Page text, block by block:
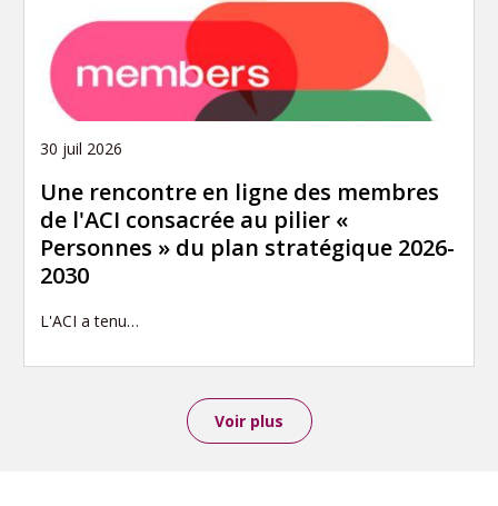
30 juil 2026
Une rencontre en ligne des membres
de l'ACI consacrée au pilier «
Personnes » du plan stratégique 2026-
2030
L'ACI a tenu…
Voir plus